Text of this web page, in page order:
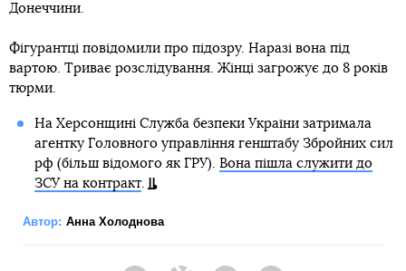
Донеччини.
Фігурантці повідомили про підозру. Наразі вона під
вартою. Триває розслідування. Жінці загрожує до 8 років
тюрми.
На Херсонщині Служба безпеки України затримала
агентку Головного управління генштабу Збройних сил
рф (більш відомого як ГРУ). Вона пішла служити до
ЗСУ на контракт.
Автор: Анна Холоднова